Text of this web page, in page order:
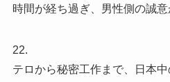
時間が経ち過ぎ、男性側の誠意
22.
テロから秘密工作まで、日本